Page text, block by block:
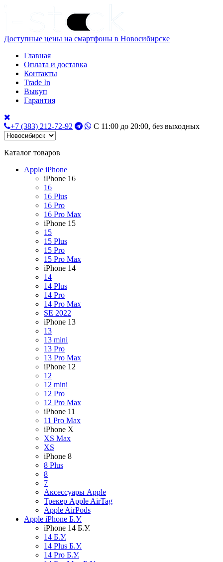
Доступные цены на смартфоны в Новосибирске
Главная
Оплата и доставка
Контакты
Trade In
Выкуп
Гарантия
+7 (383) 212-72-92 С 11:00 до 20:00, без выходных
Каталог товаров
Apple iPhone
iPhone 16
16
16 Plus
16 Pro
16 Pro Max
iPhone 15
15
15 Plus
15 Pro
15 Pro Max
iPhone 14
14
14 Plus
14 Pro
14 Pro Max
SE 2022
iPhone 13
13
13 mini
13 Pro
13 Pro Max
iPhone 12
12
12 mini
12 Pro
12 Pro Max
iPhone 11
11 Pro Max
iPhone X
XS Max
XS
iPhone 8
8 Plus
8
7
Аксессуары Apple
Трекер Apple AirTag
Apple AirPods
Apple iPhone Б.У.
iPhone 14 Б.У.
14 Б.У.
14 Plus Б.У.
14 Pro Б.У.